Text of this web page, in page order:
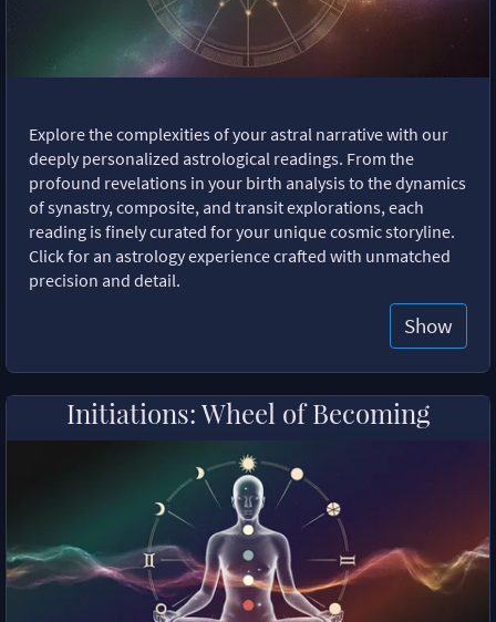
Explore the complexities of your astral narrative with our
deeply personalized astrological readings. From the
profound revelations in your birth analysis to the dynamics
of synastry, composite, and transit explorations, each
reading is finely curated for your unique cosmic storyline.
Click for an astrology experience crafted with unmatched
precision and detail.
Show
Initiations: Wheel of Becoming